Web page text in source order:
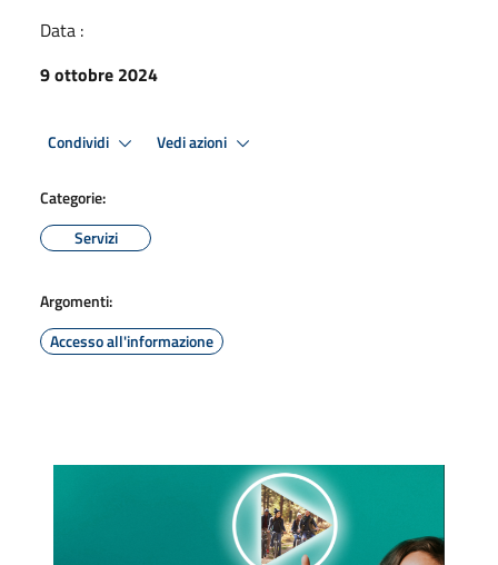
Data :
9 ottobre 2024
Condividi Vedi azioni
Categorie:
Servizi
Argomenti:
Accesso all'informazione